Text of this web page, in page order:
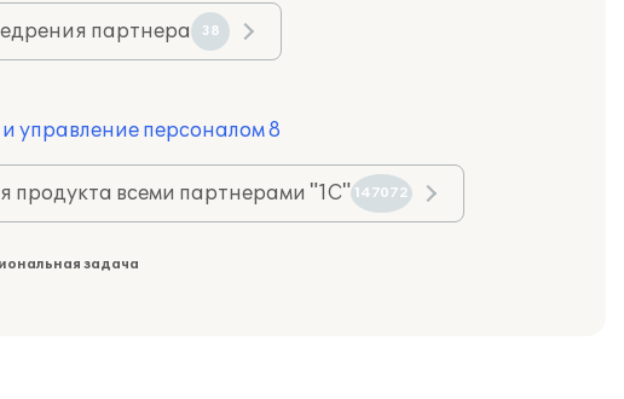
партнера 38
управление персоналом 8
продукта всеми партнерами "1С" 147072
задача